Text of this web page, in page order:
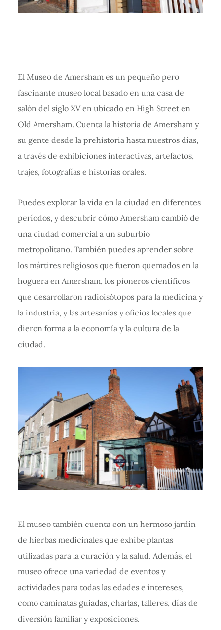
El Museo de Amersham es un pequeño pero
fascinante museo local basado en una casa de
salón del siglo XV en ubicado en High Street en
Old Amersham. Cuenta la historia de Amersham y
su gente desde la prehistoria hasta nuestros días,
a través de exhibiciones interactivas, artefactos,
trajes, fotografías e historias orales.
Puedes explorar la vida en la ciudad en diferentes
períodos, y descubrir cómo Amersham cambió de
una ciudad comercial a un suburbio
metropolitano. También puedes aprender sobre
los mártires religiosos que fueron quemados en la
hoguera en Amersham, los pioneros científicos
que desarrollaron radioisótopos para la medicina y
la industria, y las artesanías y oficios locales que
dieron forma a la economía y la cultura de la
ciudad.
El museo también cuenta con un hermoso jardín
de hierbas medicinales que exhibe plantas
utilizadas para la curación y la salud. Además, el
museo ofrece una variedad de eventos y
actividades para todas las edades e intereses,
como caminatas guiadas, charlas, talleres, días de
diversión familiar y exposiciones.